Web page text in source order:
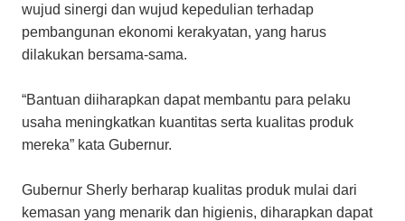
wujud sinergi dan wujud kepedulian terhadap
pembangunan ekonomi kerakyatan, yang harus
dilakukan bersama-sama.
“Bantuan diiharapkan dapat membantu para pelaku
usaha meningkatkan kuantitas serta kualitas produk
mereka” kata Gubernur.
Gubernur Sherly berharap kualitas produk mulai dari
kemasan yang menarik dan higienis, diharapkan dapat